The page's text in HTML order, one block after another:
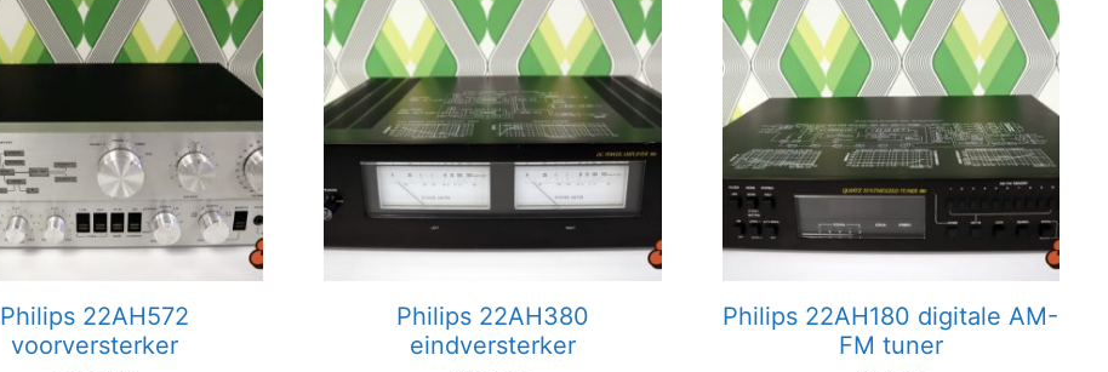
Philips 22AH572
voorversterker
Philips 22AH380
eindversterker
Philips 22AH180 digitale AM-
FM tuner